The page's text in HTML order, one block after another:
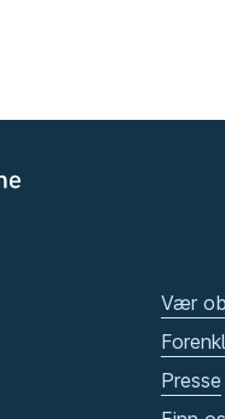
Vær
Presse